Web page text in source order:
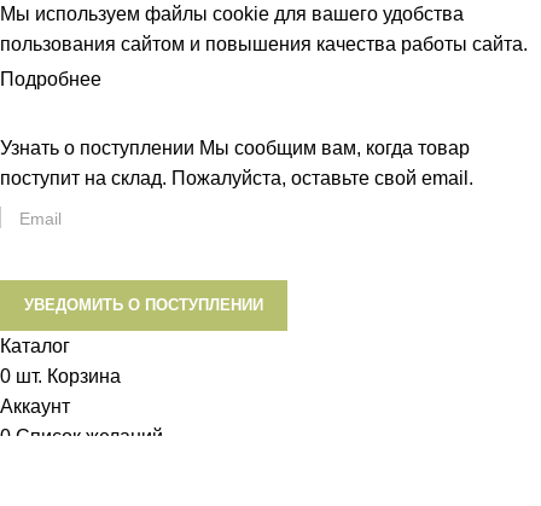
Мы используем файлы cookie для вашего удобства
пользования сайтом и повышения качества работы сайта.
Подробнее
Узнать о поступлении Мы сообщим вам, когда товар
поступит на склад. Пожалуйста, оставьте свой email.
УВЕДОМИТЬ О ПОСТУПЛЕНИИ
Каталог
0 шт. Корзина
Аккаунт
0 Список желаний